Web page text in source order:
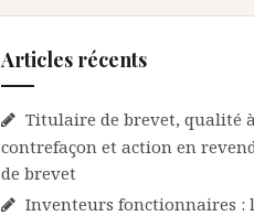
Articles récents
Titulaire de brevet, qualité
contrefaçon et action en
de brevet
Inventeurs fonctionnaires :